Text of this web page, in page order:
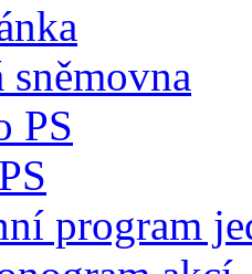
sněmovna
PS
program